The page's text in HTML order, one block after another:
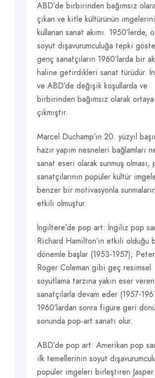
ABD’de birbirinden bağımsız
çıkan ve kitle kültürünün imgelerini
kullanan sanat akımı. 1950’lerde,
soyut dışavurumculuğa tepki
genç sanatçıların 1960’larda bir
haline getirdikleri sanat türüdür.
ve ABD’de değişik koşullarda ve
birbirinden bağımsız olarak ortaya
çıkmıştır.
Marcel Duchamp’ın 20. yüzyıl
hazır yapım nesneleri bağlamları
sanat eseri olarak sunmuş olması,
sanatçılarının popüler kültür
benzer bir motivasyonla
etkili olmuştur.
İngiltere’de pop art: İngiliz pop
Richard Hamilton’ın etkili olduğu
dönemle başlar (1953-1957);
Roger Coleman gibi geç resimsel
soyutlama tarzına yakın eser veren
sanatçılarla devam eder (1957-
1960’lardan sonra figüre geri
sonunda pop-art sanatı olur.
ABD’de pop art: Amerikan pop
ilk temellerinin soyut
popüler imgeleri birleştiren Jasper